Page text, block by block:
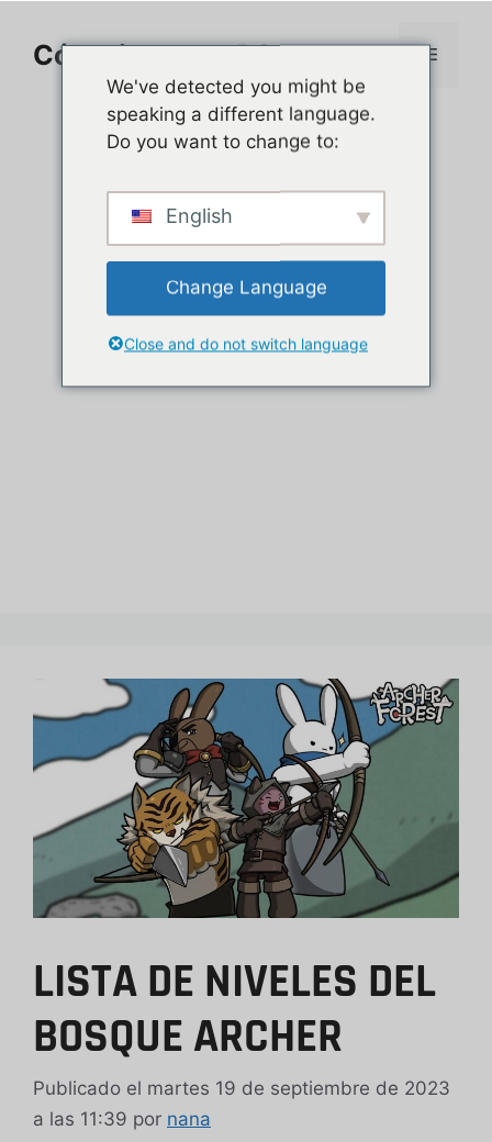
contenido
Cómo jugar en PC Menú
LISTA DE NIVELES DEL
BOSQUE ARCHER
Publicado el martes 19 de septiembre de 2023
a las 11:39 por nana
We've detected you might be
speaking a different language.
Do you want to change to:
English
Change Language
Close and do not switch language